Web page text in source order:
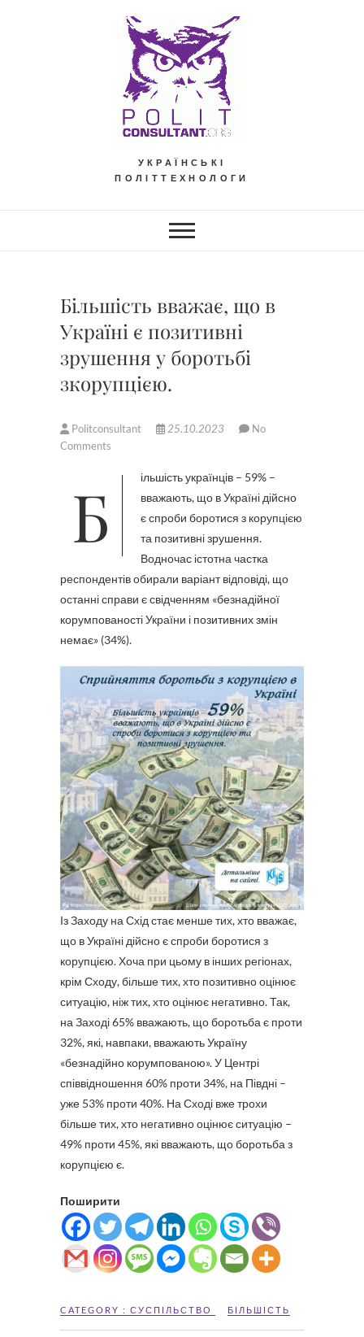
УКРАЇНСЬКІ
ПОЛІТТЕХНОЛОГИ
Більшість вважає, що в
Україні є позитивні
зрушення у боротьбі
зкорупцією.
Politconsultant 25.10.2023
No
Comments
Більшість українців – 59% –
вважають, що в Україні дійсно
є спроби боротися з корупцією
та позитивні зрушення.
Водночас істотна частка
респондентів обирали варіант відповіді, що
останні справи є свідченням «безнадійної
корумпованості України і позитивних змін
немає» (34%).
Із Заходу на Схід стає менше тих, хто вважає,
що в Україні дійсно є спроби боротися з
корупцією. Хоча при цьому в інших регіонах,
крім Сходу, більше тих, хто позитивно оцінює
ситуацію, ніж тих, хто оцінює негативно. Так,
на Заході 65% вважають, що боротьба є проти
32%, які, навпаки, вважають Україну
«безнадійно корумпованою». У Центрі
співвідношення 60% проти 34%, на Півдні –
уже 53% проти 40%. На Сході вже трохи
більше тих, хто негативно оцінює ситуацію –
49% проти 45%, які вважають, що боротьба з
корупцією є.
Поширити
CATEGORY : СУСПІЛЬСТВО БІЛЬШІСТЬ